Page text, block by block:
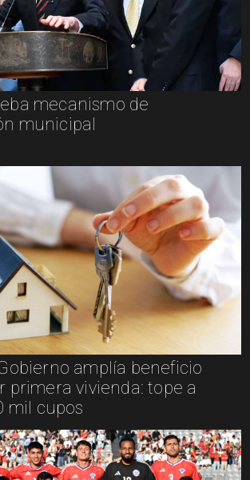
mecanismo de
municipal
amplía beneficio
primera vivienda: tope a
mil cupos